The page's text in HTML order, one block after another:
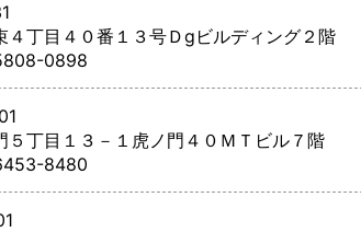
４丁目４０番１３号Ｄgビルディング２階
0898
５丁目１３－１虎ノ門４０ＭＴビル７階
8480